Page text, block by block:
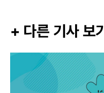
+ 다른 기사 보기